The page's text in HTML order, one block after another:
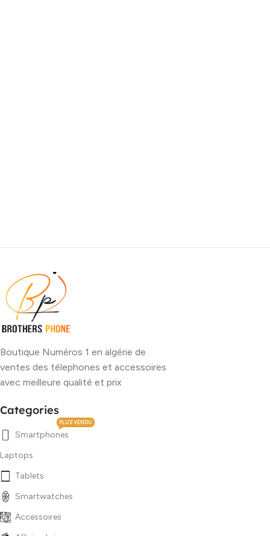
Boutique Numéros 1 en algérie de
ventes des télephones et accessoires
avec meilleure qualité et prix
Categories
Smartphones
PLUS VENDU
Laptops
Tablets
Smartwatches
Accessoires